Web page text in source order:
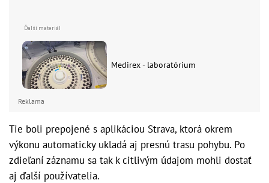
Medirex - laboratórium
Reklama
Tie boli prepojené s aplikáciou Strava, ktorá okrem
výkonu automaticky ukladá aj presnú trasu pohybu. Po
zdieľaní záznamu sa tak k citlivým údajom mohli dostať
aj ďalší používatelia.